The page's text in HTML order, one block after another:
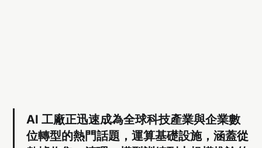
AI 工廠正迅速成為全球科技產業與企業數
位轉型的熱門話題，運算基礎設施，涵蓋從